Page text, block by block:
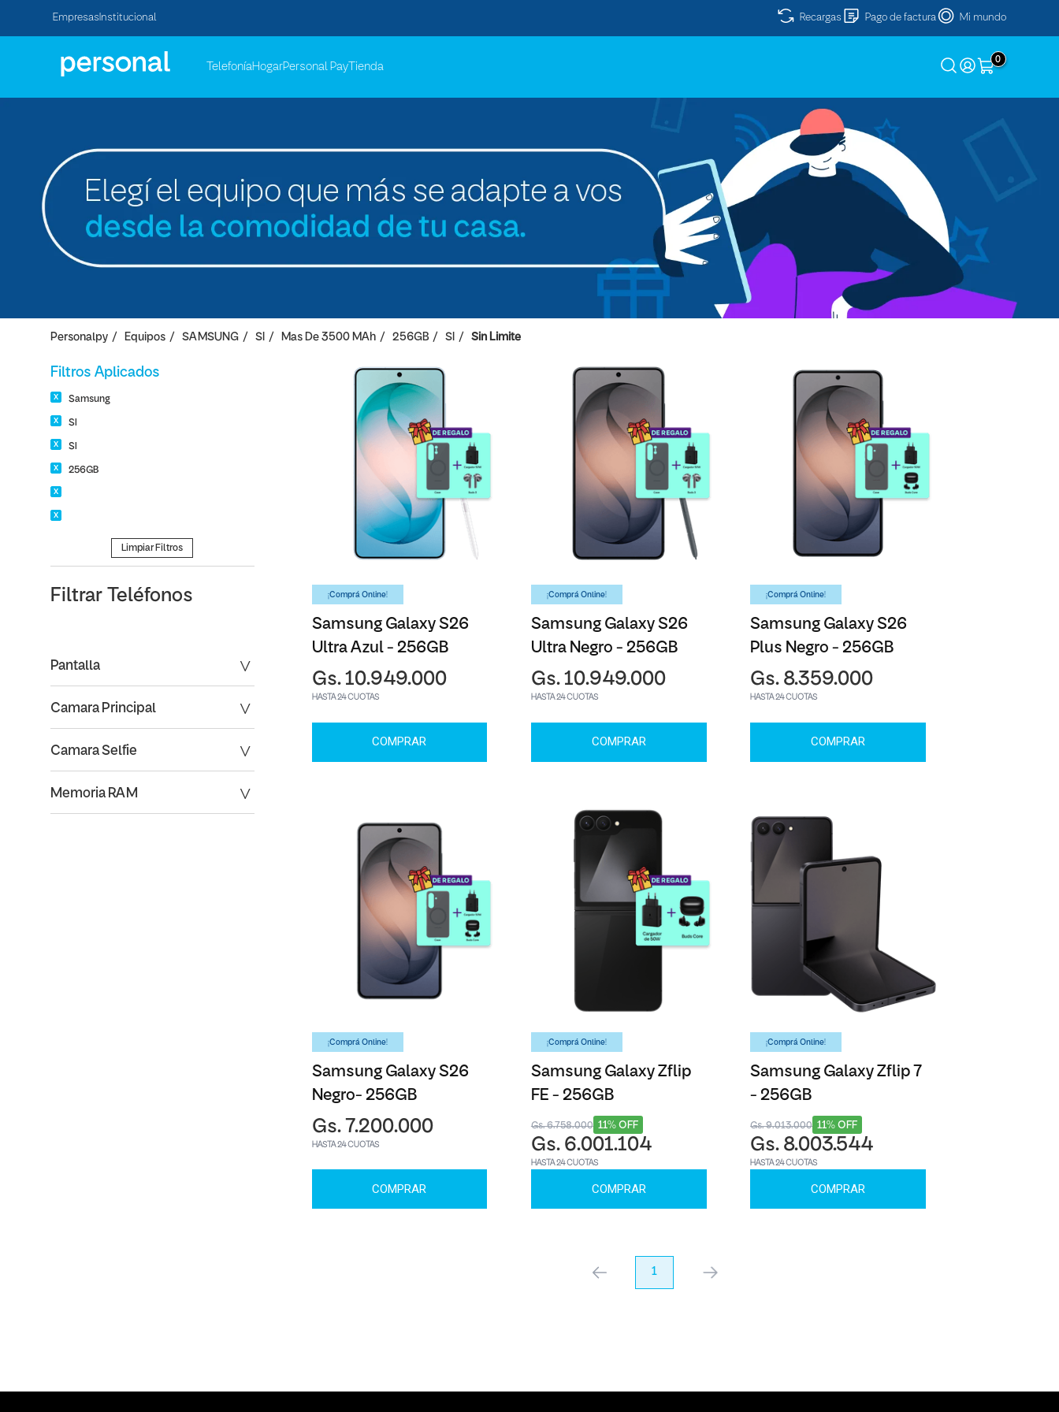
Empresas Institucional Recargas Pago de factura Mi mundo
TelefoníaHogarPersonal Pay Tienda
0
Personalpy Equipos SAMSUNG SI Mas De 3500 MAh 256GB SI Sin Limite
Filtros Aplicados
Samsung
SI
SI
256GB
Limpiar Filtros
Filtrar Teléfonos
Pantalla
Camara Principal
Memoria RAM
Camara Selfie
¡Comprá Online!
Samsung Galaxy S26
Ultra Azul - 256GB
Gs. 10.949.000
HASTA 24 CUOTAS
COMPRAR
¡Comprá Online!
Samsung Galaxy S26
Ultra Negro - 256GB
Gs. 10.949.000
HASTA 24 CUOTAS
COMPRAR
¡Comprá Online!
Samsung Galaxy S26
Plus Negro - 256GB
Gs. 8.359.000
HASTA 24 CUOTAS
COMPRAR
¡Comprá Online!
Samsung Galaxy S26
Negro- 256GB
Gs. 7.200.000
HASTA 24 CUOTAS
COMPRAR
¡Comprá Online!
Samsung Galaxy Zflip
FE - 256GB
11% OFF
Gs. 6.758.000
Gs. 6.001.104
HASTA 24 CUOTAS
COMPRAR
¡Comprá Online!
Samsung Galaxy Zflip 7
- 256GB
11% OFF
Gs. 9.013.000
Gs. 8.003.544
HASTA 24 CUOTAS
COMPRAR
anterior 1 próximo